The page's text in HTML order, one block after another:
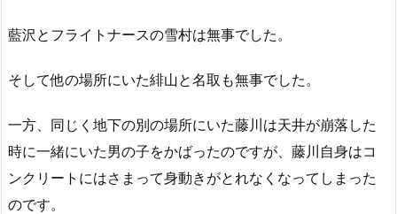
藍沢とフライトナースの雪村は無事でした。
そして他の場所にいた緋山と名取も無事でした。
一方、同じく地下の別の場所にいた藤川は天井が崩落した
時に一緒にいた男の子をかばったのですが、藤川自身はコ
ンクリートにはさまって身動きがとれなくなってしまった
のです。